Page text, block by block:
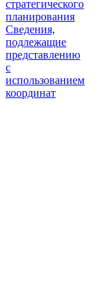
стратегического
планирования
Сведения,
подлежащие
представлению
с
использованием
координат